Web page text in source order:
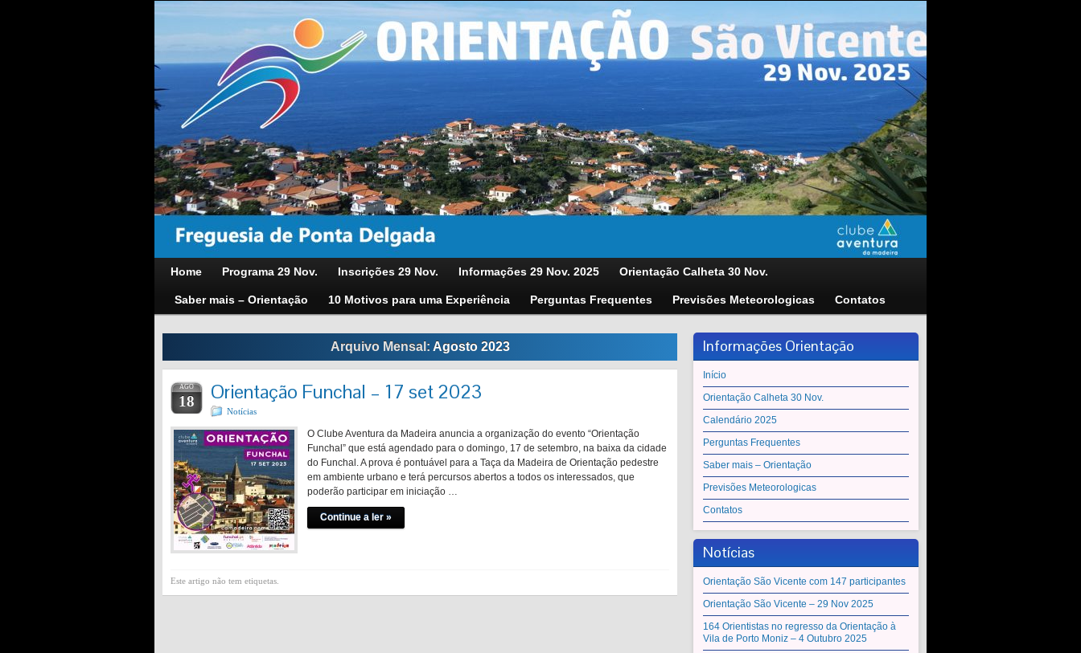
Home Programa 29 Nov. Inscrições 29 Nov. Informações 29 Nov. 2025 Orientação Calheta 30 Nov.
Saber mais – Orientação 10 Motivos para uma Experiência Perguntas Frequentes Previsões Meteorologicas Contatos
Arquivo Mensal: Agosto 2023
AGO
18 Orientação Funchal – 17 set 2023
Notícias
O Clube Aventura da Madeira anuncia a organização do evento “Orientação
Funchal” que está agendado para o domingo, 17 de setembro, na baixa da cidade
do Funchal. A prova é pontuável para a Taça da Madeira de Orientação pedestre
em ambiente urbano e terá percursos abertos a todos os interessados, que
poderão participar em iniciação …
Continue a ler »
Este artigo não tem etiquetas.
Informações Orientação
Início
Orientação Calheta 30 Nov.
Calendário 2025
Perguntas Frequentes
Saber mais – Orientação
Previsões Meteorologicas
Contatos
Notícias
Orientação São Vicente com 147 participantes
Orientação São Vicente – 29 Nov 2025
164 Orientistas no regresso da Orientação à
Vila de Porto Moniz – 4 Outubro 2025